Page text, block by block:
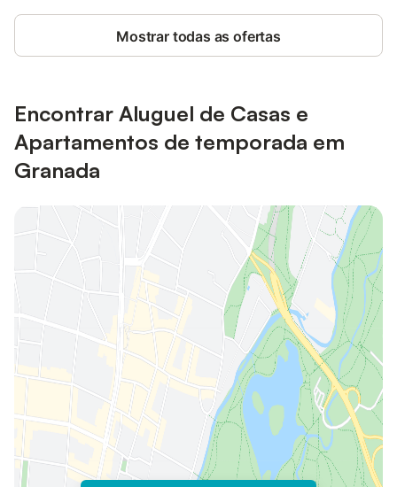
Mostrar todas as ofertas
Encontrar Aluguel de Casas e
Apartamentos de temporada em
Granada